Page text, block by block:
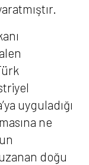
uyguladığı
ne
doğu